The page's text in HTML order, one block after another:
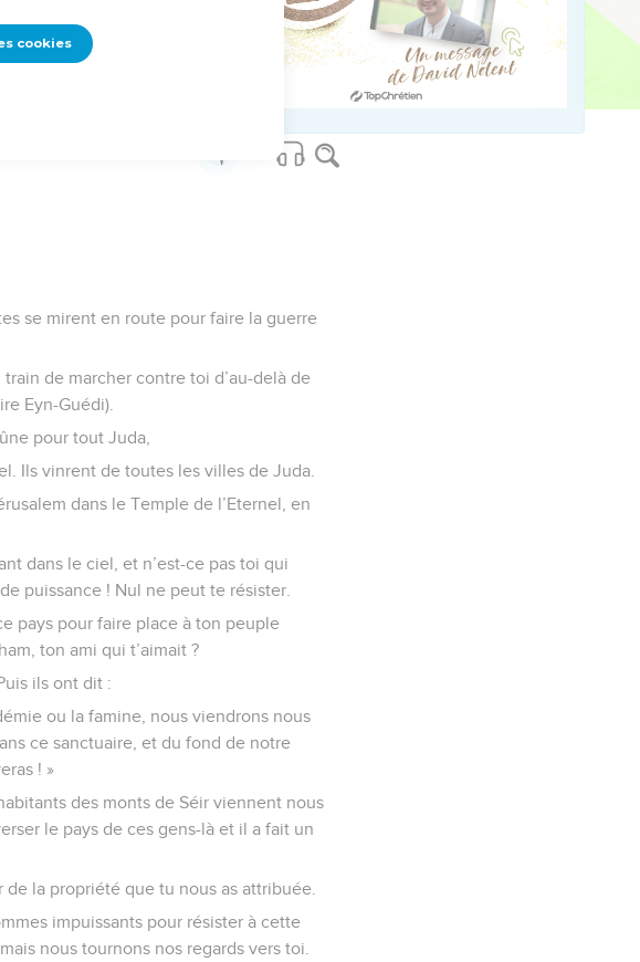
All rights reserved worldwide.
se mirent en route pour faire la guerre
de marcher contre toi d’au-delà de
Eyn-Guédi).
pour tout Juda,
Ils vinrent de toutes les villes de Juda.
dans le Temple de l’Eternel, en
dans le ciel, et n’est-ce pas toi qui
puissance ! Nul ne peut te résister.
pays pour faire place à ton peuple
ton ami qui t’aimait ?
ils ont dit :
ou la famine, nous viendrons nous
ce sanctuaire, et du fond de notre
! »
des monts de Séir viennent nous
le pays de ces gens-là et il a fait un
la propriété que tu nous as attribuée.
impuissants pour résister à cette
nous tournons nos regards vers toi.
cookies